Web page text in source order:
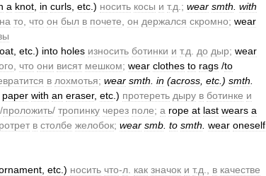
a knot in curls etc .) носить косы и т.д .; wear smth with
на то что он был в почете он держался скромно; wear
etc .) into holes износить ботинки и т.д до дыр; wear
что они висят мешком; wear clothes to rags /to
в лохмотья; wear smth in (across etc .) smth
paper with an eraser, etc .) протереть дыру в ботинке и
/проложить/ тропинку через поле; а rope at last wears a
в столбе желобок; wear smb to smth wear oneself
etc .) носить что-л как значок и т.д в качестве